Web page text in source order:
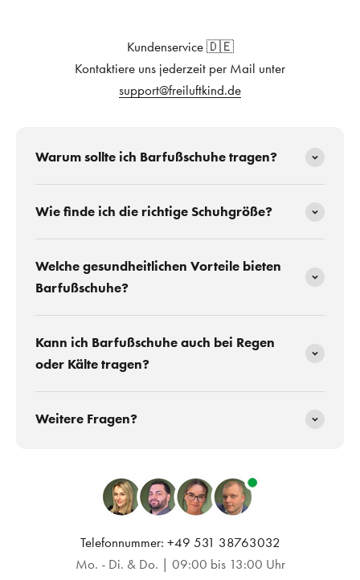
Kundenservice 🇩🇪
Kontaktiere uns jederzeit per Mail unter
support@freiluftkind.de
Warum sollte ich Barfußschuhe tragen?
Wie finde ich die richtige Schuhgröße?
Welche gesundheitlichen Vorteile bieten
Barfußschuhe?
Kann ich Barfußschuhe auch bei Regen
oder Kälte tragen?
Weitere Fragen?
Telefonnummer: +49 531 38763032
Mo. - Di. & Do. | 09:00 bis 13:00 Uhr